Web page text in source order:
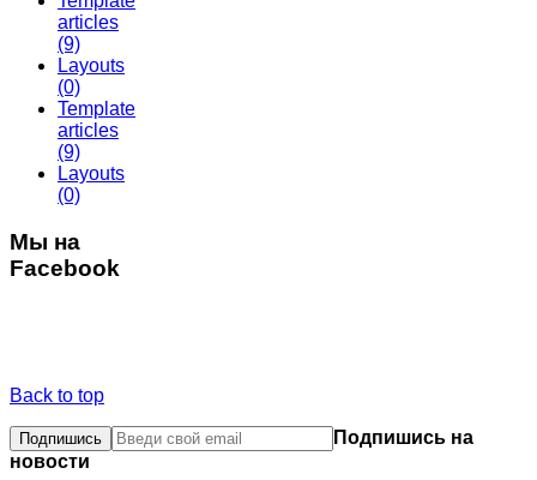
articles
(9)
Layouts
(0)
Template
articles
(9)
Layouts
(0)
Мы на
Facebook
Back to top
Подпишись на
новости